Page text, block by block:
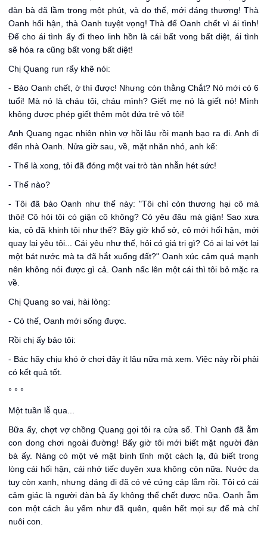
đàn bà đã lầm trong một phút, và do thế, mới đáng thương! Thà
Oanh hối hận, thà Oanh tuyệt vọng! Thà để Oanh chết vì ái tình!
Để cho ái tình ấy đi theo linh hồn là cái bất vong bất diệt, ái tình
sẽ hóa ra cũng bất vong bất diệt!
Chị Quang run rẩy khẽ nói:
- Bảo Oanh chết, ờ thì được! Nhưng còn thằng Chắt? Nó mới có 6
tuổi! Mà nó là cháu tôi, cháu mình? Giết mẹ nó là giết nó! Mình
không được phép giết thêm một đứa trẻ vô tội!
Anh Quang ngạc nhiên nhìn vợ hồi lâu rồi mạnh bạo ra đi. Anh đi
đến nhà Oanh. Nửa giờ sau, về, mặt nhăn nhó, anh kể:
- Thế là xong, tôi đã đóng một vai trò tàn nhẫn hét sức!
- Thế nào?
- Tôi đã bảo Oanh như thế này: "Tôi chỉ còn thương hại cô mà
thôi! Cô hỏi tôi có giận cô không? Có yêu đâu mà giận! Sao xưa
kia, cô đã khinh tôi như thế? Bây giờ khổ sở, cô mới hối hận, mới
quay lại yêu tôi... Cái yêu như thế, hỏi có giá trị gì? Có ai lại vớt lại
một bát nước mà ta đã hắt xuống đất?" Oanh xúc cảm quá mạnh
nên không nói được gì cả. Oanh nấc lên một cái thì tôi bỏ mặc ra
về.
Chị Quang so vai, hài lòng:
- Có thế, Oanh mới sống được.
Rồi chị ấy bảo tôi:
- Bác hãy chịu khó ở chơi đây ít lâu nữa mà xem. Việc này rồi phải
có kết quả tốt.
° ° °
Một tuần lễ qua...
Bữa ấy, chợt vợ chồng Quang gọi tôi ra cửa sổ. Thì Oanh đã ẵm
con dong chơi ngoài đường! Bấy giờ tôi mới biết mặt người đàn
bà ấy. Nàng có một vẻ mặt bình tĩnh một cách lạ, đủ biết trong
lòng cái hối hận, cái nhớ tiếc duyên xưa không còn nữa. Nước da
tuy còn xanh, nhưng dáng đi đã có vẻ cứng cáp lắm rồi. Tôi có cái
cảm giác là người đàn bà ấy không thể chết được nữa. Oanh ẵm
con một cách âu yếm như đã quên, quên hết mọi sự để mà chỉ
nuôi con.